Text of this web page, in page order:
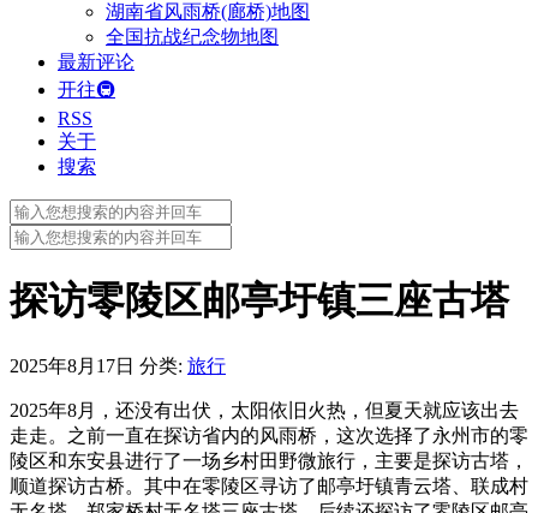
湖南省风雨桥(廊桥)地图
全国抗战纪念物地图
最新评论
开往🚇
RSS
关于
搜索
Search
for:
Search
for:
探访零陵区邮亭圩镇三座古塔
2025年8月17日 分类: 旅行
2025年8月，还没有出伏，太阳依旧火热，但夏天就应该出去
走走。之前一直在探访省内的风雨桥，这次选择了永州市的零
陵区和东安县进行了一场乡村田野微旅行，主要是探访古塔，
顺道探访古桥。其中在零陵区寻访了邮亭圩镇青云塔、联成村